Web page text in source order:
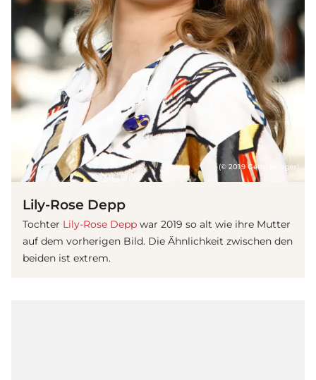
(© 2019 Getty Images)
Lily-Rose Depp
Tochter Lily-Rose Depp war 2019 so alt wie ihre Mutter
auf dem vorherigen Bild. Die Ähnlichkeit zwischen den
beiden ist extrem.